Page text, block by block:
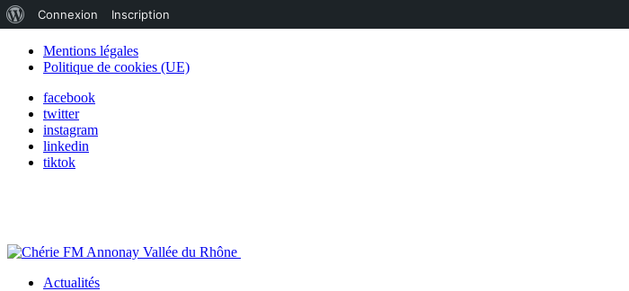
Mentions légales
Politique de cookies (UE)
facebook
twitter
instagram
linkedin
tiktok
Actualités
de
WordPress
Connexion Inscription